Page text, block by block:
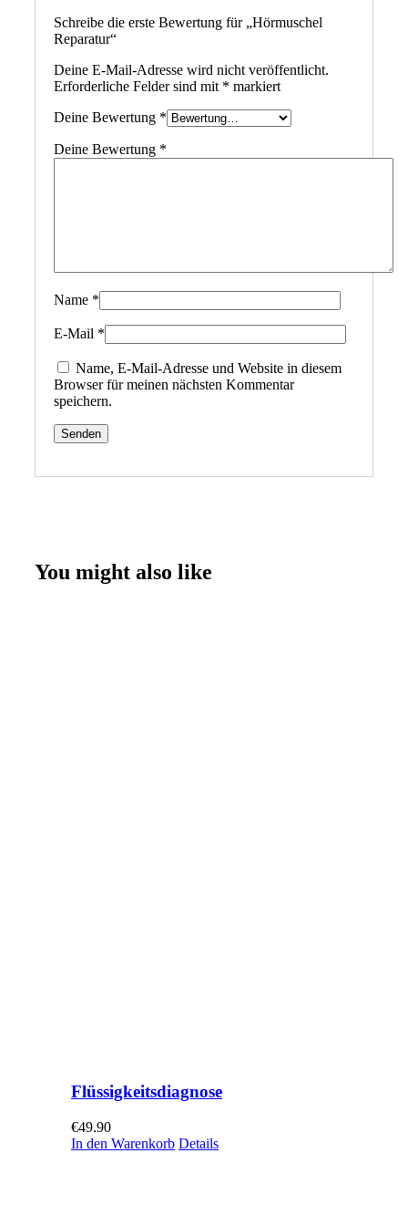
Schreibe die erste Bewertung für „Hörmuschel
Reparatur“
Deine E-Mail-Adresse wird nicht veröffentlicht.
Erforderliche Felder sind mit * markiert
Deine Bewertung *
Deine Bewertung *
Name *
E-Mail *
Name, E-Mail-Adresse und Website in diesem
Browser für meinen nächsten Kommentar
speichern.
You might also like
Flüssigkeitsdiagnose
€49.90
In den Warenkorb Details